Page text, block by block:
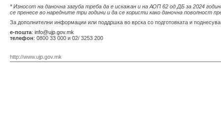
* Износот на даночна загуба треба да е искажан и на АОП 62 од ДБ за 2024
се пренесе во наредните три години и да се користи како даночна поволност
За дополнителни информации или поддршка во врска со подготовката и
е-пошта: info@ujp.gov.mk
телефон: 0800 33 000 и 02/ 3253 200
http://www.ujp.gov.mk